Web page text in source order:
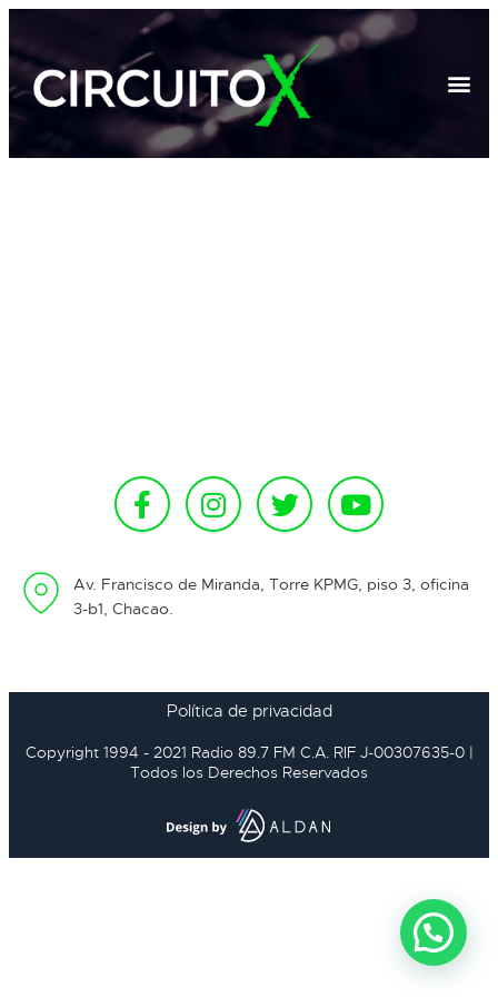
Av. Francisco de Miranda, Torre KPMG, piso 3, oficina
3-b1, Chacao.
Política de privacidad
Copyright 1994 - 2021 Radio 89.7 FM C.A. RIF J-00307635-0 |
Todos los Derechos Reservados